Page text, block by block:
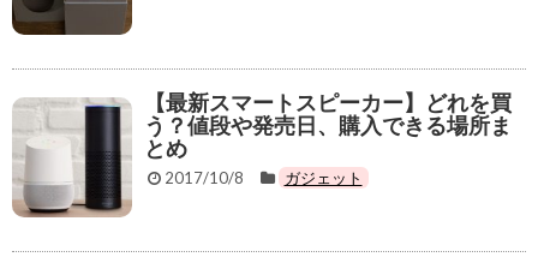
【最新スマートスピーカー】どれを買
う？値段や発売日、購入できる場所ま
とめ
2017/10/8 ガジェット